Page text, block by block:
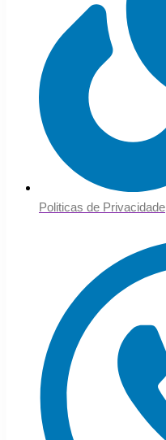
Politicas de Privacidade